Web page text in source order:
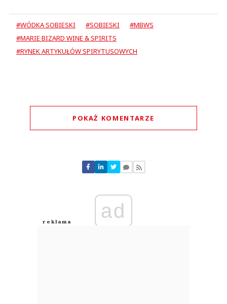
#WÓDKA SOBIESKI #SOBIESKI
#MBWS
#MARIE BIZARD WINE & SPIRITS
#RYNEK ARTYKUŁÓW SPIRYTUSOWYCH
POKAŻ KOMENTARZE
Nie znaleziono komentarzy
Zostaw swoje komentarze
Anuluj
ad